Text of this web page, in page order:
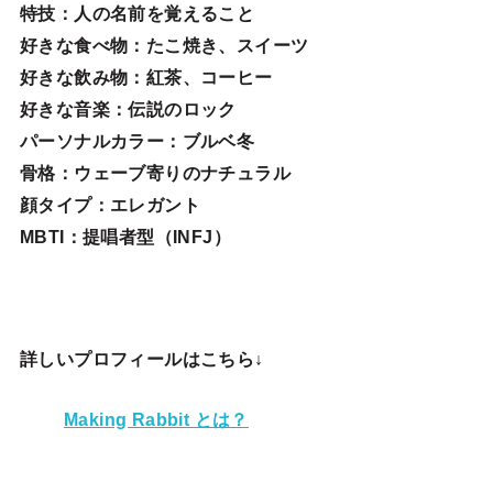
特技 ：人の名前を覚えること
好きな食べ物 ：たこ焼き、スイーツ
好きな飲み物：紅茶、コーヒー
好きな音楽：伝説のロック
パーソナルカラー：ブルベ冬
骨格：ウェーブ寄りのナチュラル
顔タイプ：エレガン ト
MBTI：提唱者型（INFJ）
詳しいプロフィールはこちら↓
Making Rabbit とは？